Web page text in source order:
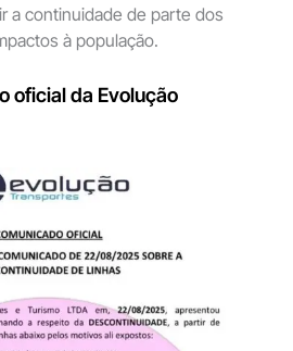
a continuidade de parte dos
à população.
oficial da Evolução